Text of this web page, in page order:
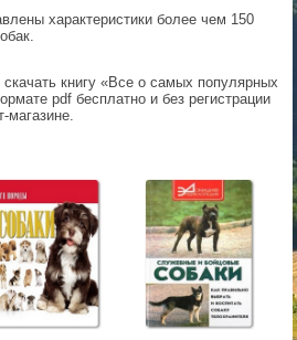
характеристики более чем 150
книгу «Все о самых популярных
pdf бесплатно и без регистрации
магазине.